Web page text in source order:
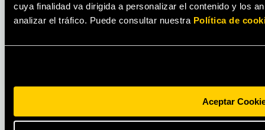
cuya finalidad va dirigida a personalizar el contenido y los
analizar el tráfico. Puede consultar nuestra Política de
Aceptar
TRUCOS Y CONSEJOS
solucionarlos?